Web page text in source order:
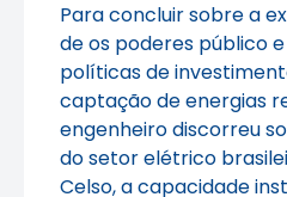
Para concluir sobre a
de os poderes público
políticas de
captação de energias
engenheiro discorreu
do setor elétrico
Celso, a capacidade